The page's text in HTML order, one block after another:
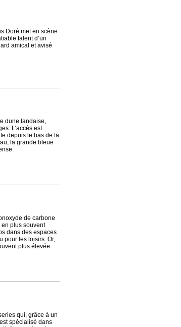
Doré met en scène
talent d’un
amical et avisé
dune landaise,
L’accès est
depuis le bas de la
la grande bleue
de carbone
plus souvent
dans des espaces
pour les loisirs. Or,
plus élevée
qui, grâce à un
spécialisé dans